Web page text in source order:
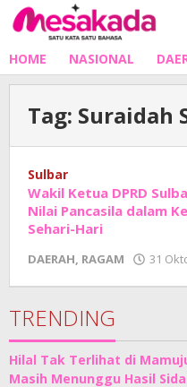
Lewati
ke
HOME NASIONAL
Tag: Suraidah
Sulbar
Wakil Ketua DPRD
Nilai Pancasila dalam
Sehari-Hari
DAERAH, RAGAM 31
TRENDING
Hilal Tak Terlihat di
Masih Menunggu Hasil